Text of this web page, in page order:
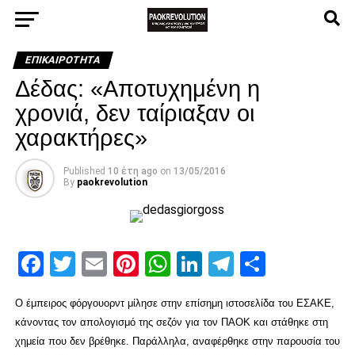
ΕΠΙΚΑΙΡΌΤΗΤΑ
Δέδας: «Αποτυχημένη η
χρονιά, δεν ταίριαξαν οι
χαρακτήρες»
Published 10 έτη ago on 13/05/2016
By paokrevolution
Facebook
Twitter
EmailPinterest
WhatsApp
LinkedIn
Telegram
O έμπειρος φόργουορντ μίλησε στην επίσημη ιστοσελίδα του ΕΣΑΚΕ,
κάνοντας τον απολογισμό της σεζόν για τον ΠΑΟΚ και στάθηκε στη
χημεία που δεν βρέθηκε. Παράλληλα, αναφέρθηκε στην παρουσία του